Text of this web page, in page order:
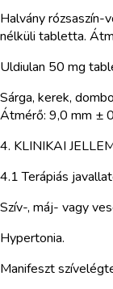
Halvány rózsaszín-
nélküli tabletta.
Uldiulan 50 mg
Sárga, kerek,
Átmérő: 9,0 mm ±
4. KLINIKAI
4.1 Terápiás
Szív-, máj- vagy
Hypertonia.
Manifeszt